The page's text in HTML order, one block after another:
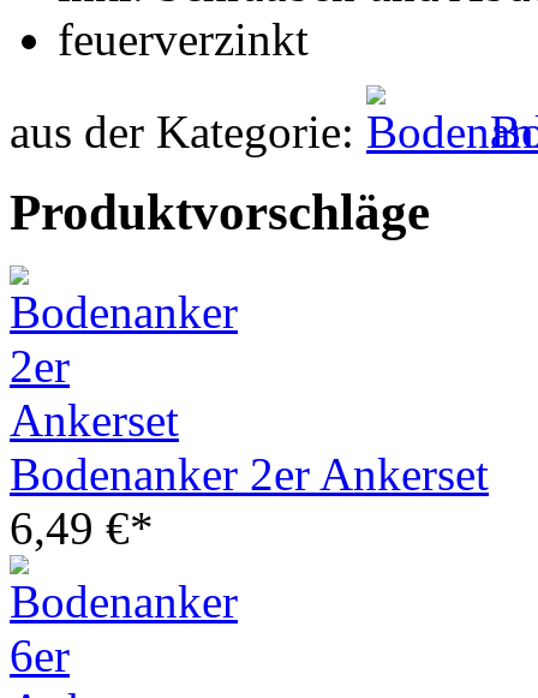
feuerverzinkt
aus der Kategorie:
Produktvorschläge
Bodenanker 2er Ankerset
6,49 €*